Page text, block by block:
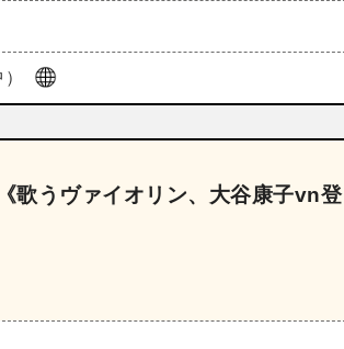
歌うヴァイオリン、大谷康子vn登